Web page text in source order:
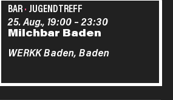
BAR· JUGENDTREFF
Milchbar Baden
25. Aug., 19:00–23:30
WERKK Baden, Baden